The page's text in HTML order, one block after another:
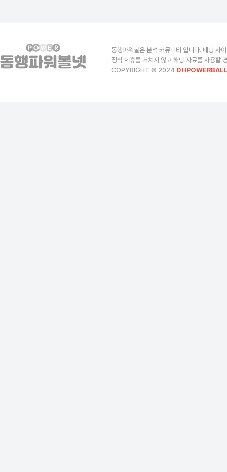
동행파워볼은 분석 커뮤니티 입니다. 배팅 사
정식 제휴를 거치지 않고 해당 자료를 사용할
COPYRIGHT © 2024